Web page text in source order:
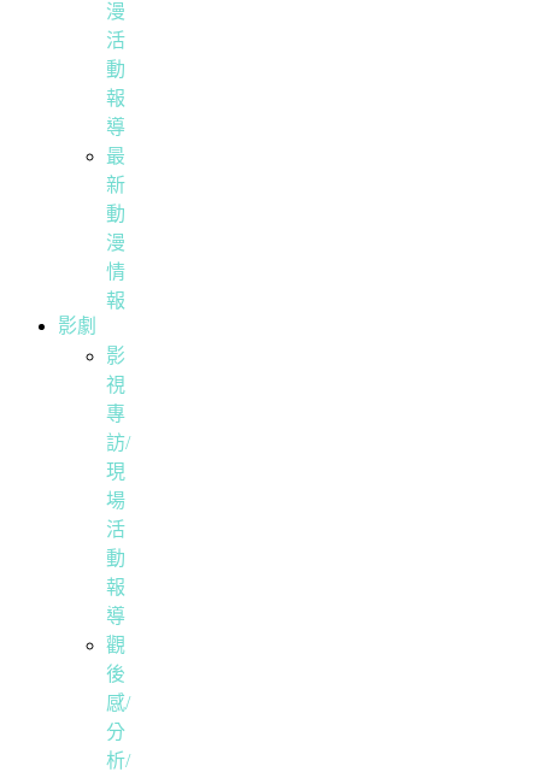
漫
活
動
報
導
最
新
動
漫
情
報
影劇
影
視
專
訪/
現
場
活
動
報
導
觀
後
感/
分
析/